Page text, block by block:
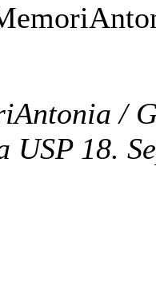
/
18.